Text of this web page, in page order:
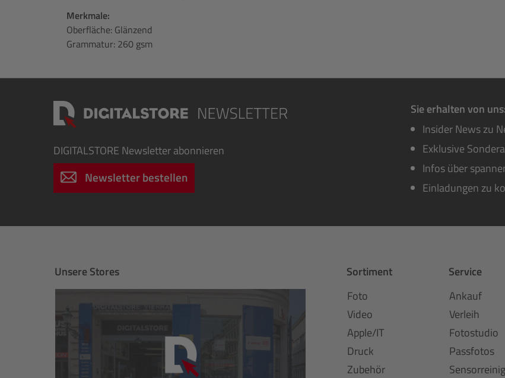
Merkmale:
Oberfläche: Glänzend
Grammatur: 260 gsm
DIGITALSTORE Newsletter abonnieren
Newsletter bestellen
Sie erhalten von uns:
Insider News zu
Exklusive
Infos über
Einladungen zu
Unsere Stores
Sortiment
Foto
Video
Apple/IT
Druck
Zubehör
Service
Ankauf
Verleih
Fotostudio
Passfotos